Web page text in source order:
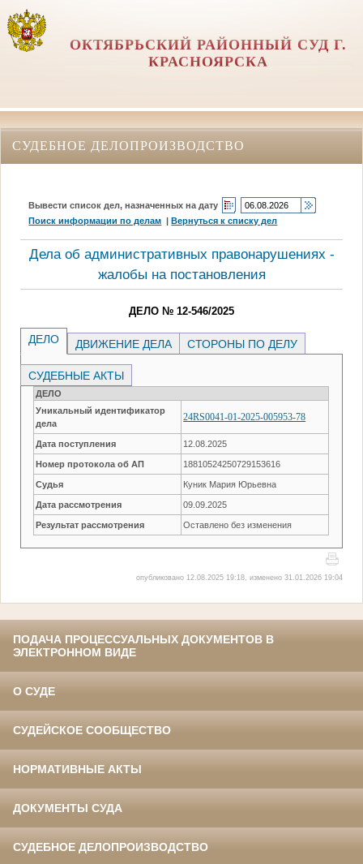
ОКТЯБРЬСКИЙ РАЙОННЫЙ СУД Г.
КРАСНОЯРСКА
СУДЕБНОЕ ДЕЛОПРОИЗВОДСТВО
Вывести список дел, назначенных на дату
Поиск информации по делам |Вернуться к списку дел
Дела об административных правонарушениях -
жалобы на постановления
ДЕЛО № 12-546/2025
ДЕЛО ДВИЖЕНИЕ ДЕЛА СТОРОНЫ ПО ДЕЛУ
СУДЕБНЫЕ АКТЫ
ДЕЛО
Уникальный идентификатор
дела
24RS0041-01-2025-005953-78
Дата поступления 12.08.2025
Номер протокола об АП 18810524250729153616
Судья Куник Мария Юрьевна
Дата рассмотрения 09.09.2025
Результат рассмотрения Оставлено без изменения
опубликовано 12.08.2025 19:18, изменено 31.01.2026 19:04
ПОДАЧА ПРОЦЕССУАЛЬНЫХ ДОКУМЕНТОВ В
ЭЛЕКТРОННОМ ВИДЕ
О СУДЕ
СУДЕЙСКОЕ СООБЩЕСТВО
НОРМАТИВНЫЕ АКТЫ
ДОКУМЕНТЫ СУДА
СУДЕБНОЕ ДЕЛОПРОИЗВОДСТВО